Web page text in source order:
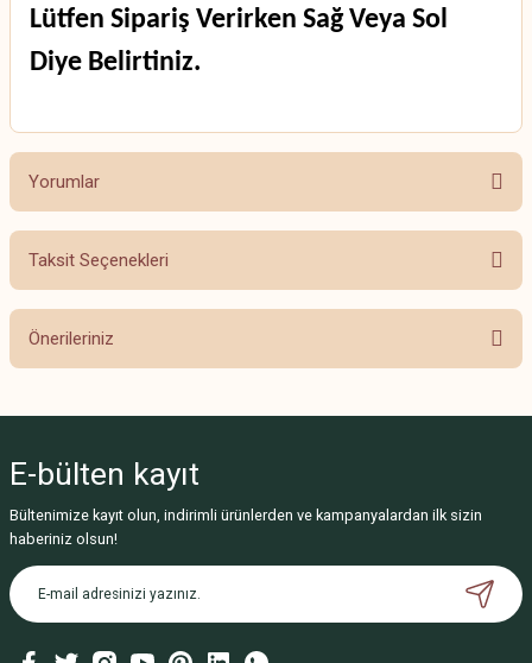
Lütfen Sipariş Verirken Sağ Veya Sol
Diye Belirtiniz.
Yorumlar
Bu ürüne ilk yorumu siz yapın!
Taksit Seçenekleri
Önerileriniz
Görüş ve önerileriniz için teşekkür ederiz.
Ürün resmi kalitesiz, bozuk veya görüntülenemiyor.
Ürün açıklamasında eksik bilgiler bulunuyor.
Ürün bilgilerinde hatalar bulunuyor.
E-bülten kayıt
Bültenimize kayıt olun, indirimli ürünlerden ve kampanyalardan ilk sizin
haberiniz olsun!